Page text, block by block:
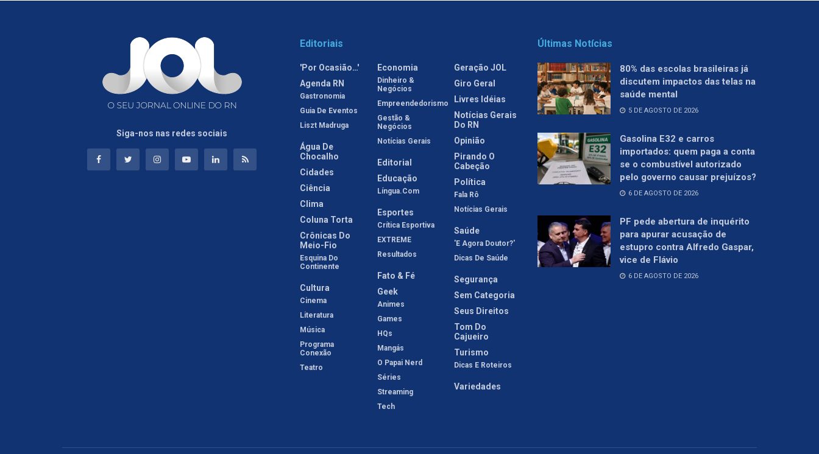
Siga-nos nas redes sociais
Editoriais
'Por Ocasião…'
Agenda RN
Gastronomia
Guia De Eventos
Liszt Madruga
Água De
Chocalho
Cidades
Ciência
Clima
Coluna Torta
Crônicas Do
Meio-Fio
Esquina Do
Continente
Cultura
Cinema
Literatura
Música
Programa
Conexão
Teatro
Economia
Dinheiro &
Negócios
Empreendedorismo
Gestão &
Negócios
Notícias Gerais
Editorial
Educação
Língua.com
Esportes
Crítica Esportiva
EXTREME
Resultados
Fato & Fé
Geek
Animes
Games
HQs
Mangás
O Papai Nerd
Séries
Streaming
Tech
Geração JOL
Giro Geral
Livres Idéias
Notícias Gerais
Do RN
Opinião
Pirando O
Cabeção
Política
Fala Rô
Notícias Gerais
Saúde
'E Agora Doutor?'
Dicas De Saúde
Segurança
Sem Categoria
Seus Direitos
Tom Do
Cajueiro
Turismo
Dicas E Roteiros
Variedades
Últimas Notícias
80% das escolas brasileiras já
discutem impactos das telas na
saúde mental
5 DE AGOSTO DE 2026
Gasolina E32 e carros
importados: quem paga a conta
se o combustível autorizado
pelo governo causar prejuízos?
6 DE AGOSTO DE 2026
PF pede abertura de inquérito
para apurar acusação de
estupro contra Alfredo Gaspar,
vice de Flávio
6 DE AGOSTO DE 2026